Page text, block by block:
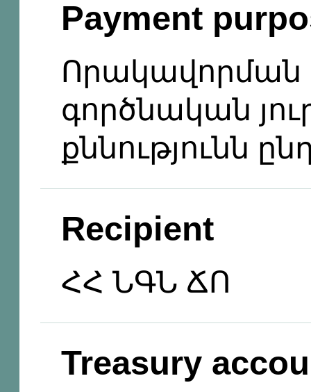
Payment
գործնական
քննությունն
Recipient
ՀՀ ՆԳՆ ՃՈ
Treasury